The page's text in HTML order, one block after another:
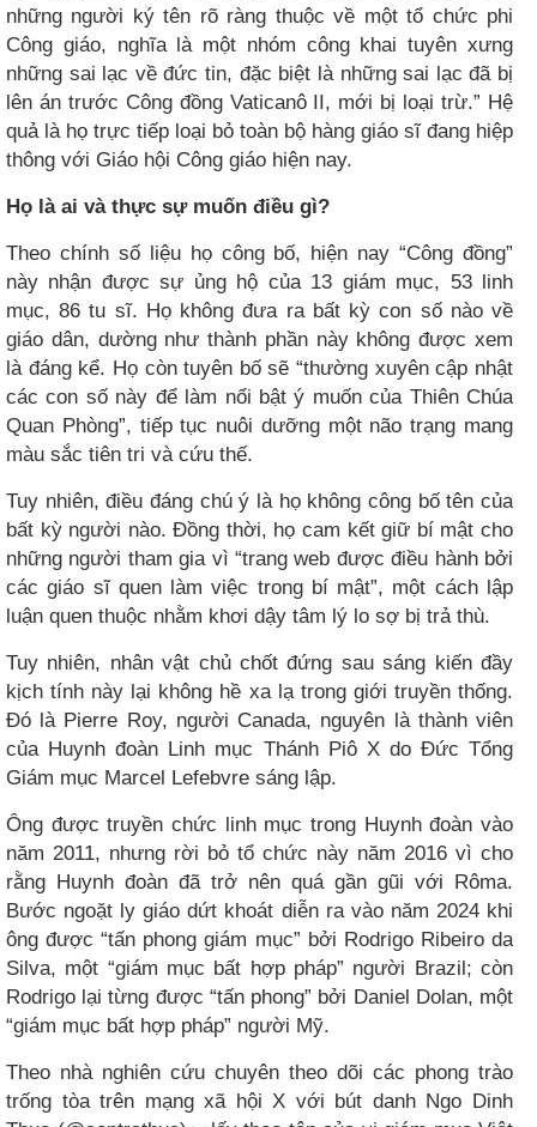
những người ký tên rõ ràng thuộc về một tổ chức phi
Công giáo, nghĩa là một nhóm công khai tuyên xưng
những sai lạc về đức tin, đặc biệt là những sai lạc đã bị
lên án trước Công đồng Vaticanô II, mới bị loại trừ.” Hệ
quả là họ trực tiếp loại bỏ toàn bộ hàng giáo sĩ đang hiệp
thông với Giáo hội Công giáo hiện nay.
Họ là ai và thực sự muốn điều gì?
Theo chính số liệu họ công bố, hiện nay “Công đồng”
này nhận được sự ủng hộ của 13 giám mục, 53 linh
mục, 86 tu sĩ. Họ không đưa ra bất kỳ con số nào về
giáo dân, dường như thành phần này không được xem
là đáng kể. Họ còn tuyên bố sẽ “thường xuyên cập nhật
các con số này để làm nổi bật ý muốn của Thiên Chúa
Quan Phòng”, tiếp tục nuôi dưỡng một não trạng mang
màu sắc tiên tri và cứu thế.
Tuy nhiên, điều đáng chú ý là họ không công bố tên của
bất kỳ người nào. Đồng thời, họ cam kết giữ bí mật cho
những người tham gia vì “trang web được điều hành bởi
các giáo sĩ quen làm việc trong bí mật”, một cách lập
luận quen thuộc nhằm khơi dậy tâm lý lo sợ bị trả thù.
Tuy nhiên, nhân vật chủ chốt đứng sau sáng kiến đầy
kịch tính này lại không hề xa lạ trong giới truyền thống.
Đó là Pierre Roy, người Canada, nguyên là thành viên
của Huynh đoàn Linh mục Thánh Piô X do Đức Tổng
Giám mục Marcel Lefebvre sáng lập.
Ông được truyền chức linh mục trong Huynh đoàn vào
năm 2011, nhưng rời bỏ tổ chức này năm 2016 vì cho
rằng Huynh đoàn đã trở nên quá gần gũi với Rôma.
Bước ngoặt ly giáo dứt khoát diễn ra vào năm 2024 khi
ông được “tấn phong giám mục” bởi Rodrigo Ribeiro da
Silva, một “giám mục bất hợp pháp” người Brazil; còn
Rodrigo lại từng được “tấn phong” bởi Daniel Dolan, một
“giám mục bất hợp pháp” người Mỹ.
Theo nhà nghiên cứu chuyên theo dõi các phong trào
trống tòa trên mạng xã hội X với bút danh Ngo Dinh